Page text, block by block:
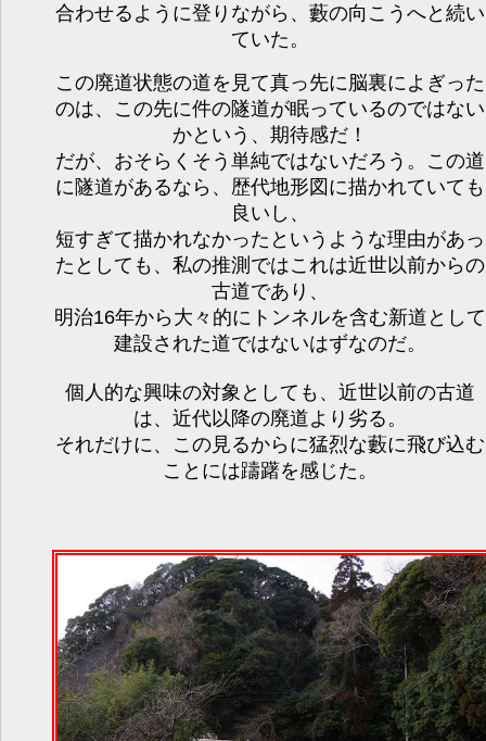
合わせるように登りながら、藪の向こうへと続い
ていた。
この廃道状態の道を見て真っ先に脳裏によぎった
のは、この先に件の隧道が眠っているのではない
かという、期待感だ！
だが、おそらくそう単純ではないだろう。この道
に隧道があるなら、歴代地形図に描かれていても
良いし、
短すぎて描かれなかったというような理由があっ
たとしても、私の推測ではこれは近世以前からの
古道であり、
明治16年から大々的にトンネルを含む新道として
建設された道ではないはずなのだ。
個人的な興味の対象としても、近世以前の古道
は、近代以降の廃道より劣る。
それだけに、この見るからに猛烈な藪に飛び込む
ことには躊躇を感じた。